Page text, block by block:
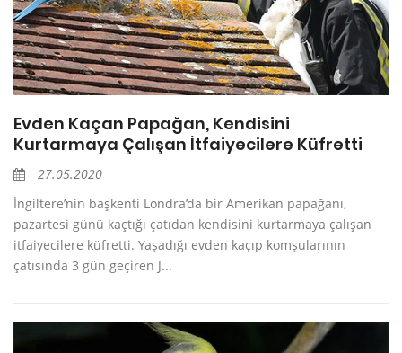
Evden Kaçan Papağan, Kendisini
Kurtarmaya Çalışan İtfaiyecilere Küfretti
27.05.2020
İngiltere’nin başkenti Londra’da bir Amerikan papağanı,
pazartesi günü kaçtığı çatıdan kendisini kurtarmaya çalışan
itfaiyecilere küfretti. Yaşadığı evden kaçıp komşularının
çatısında 3 gün geçiren J...